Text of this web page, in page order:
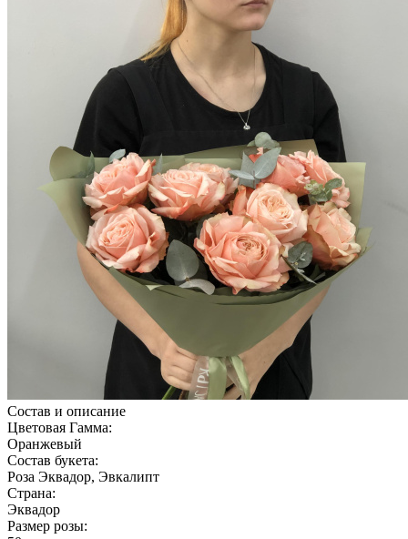
Состав и описание
Цветовая Гамма:
Оранжевый
Состав букета:
Роза Эквадор, Эвкалипт
Страна:
Эквадор
Размер розы: